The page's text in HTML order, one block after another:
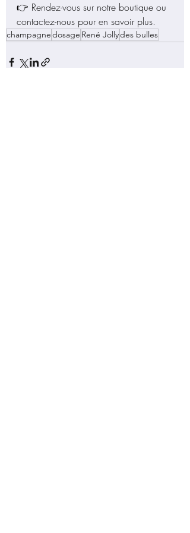
👉 Rendez-vous sur notre boutique ou
contactez-nous pour en savoir plus.
champagnedosage René Jollydes bulles